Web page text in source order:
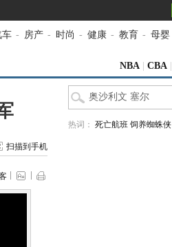
车 - 房产 - 时尚 - 健康 - 教育 - 母婴
NBA CBA
扫描到手机
热词： 死亡航班 饲养蜘蛛侠